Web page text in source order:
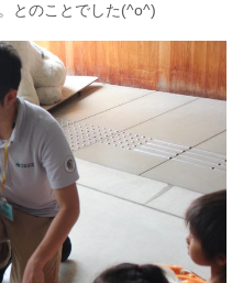
とのことでした(^o^)